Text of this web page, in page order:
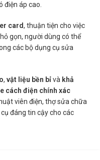
áp cao.
card, thuận tiện cho việc
gọn, người dùng có thể
các bộ dụng cụ sửa
, vật liệu bền bỉvà khả
cách điện chính xác
viên điện, thợ sửa chữa
đáng tin cậy cho các